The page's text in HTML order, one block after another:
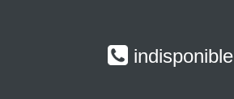
indisponible